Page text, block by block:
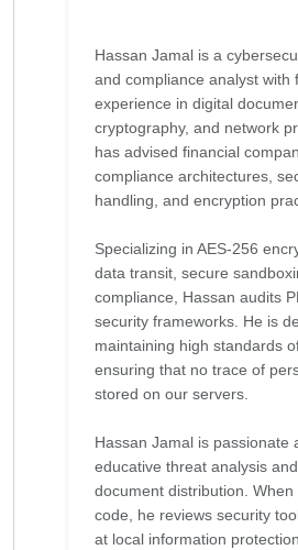
Hassan Jamal is a
and compliance analyst with
experience in digital
cryptography, and network
has advised financial
compliance architectures,
handling, and encryption
Specializing in AES-256
data transit, secure
compliance, Hassan audits
security frameworks. He is
maintaining high standards
ensuring that no trace of
stored on our servers.
Hassan Jamal is passionate
educative threat analysis
document distribution. When
code, he reviews security